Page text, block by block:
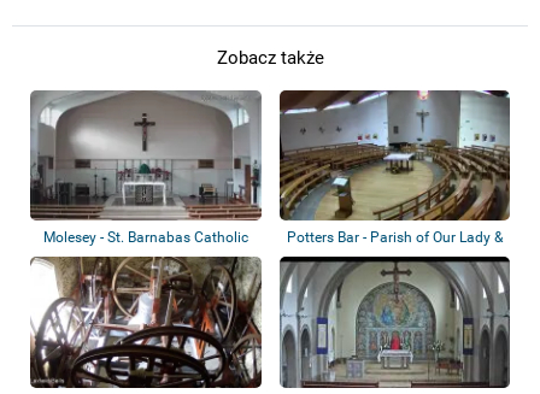
Zobacz także
Molesey - St. Barnabas Catholic
Church
Potters Bar - Parish of Our Lady &
St Vi...